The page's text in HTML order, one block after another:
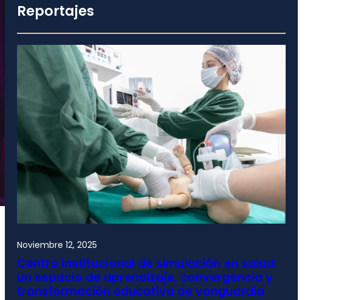
Reportajes
Noviembre 12, 2025
Centro institucional de simulación en salud:
un espacio de aprendizaje, convergencia y
transformación educativa de vanguardia